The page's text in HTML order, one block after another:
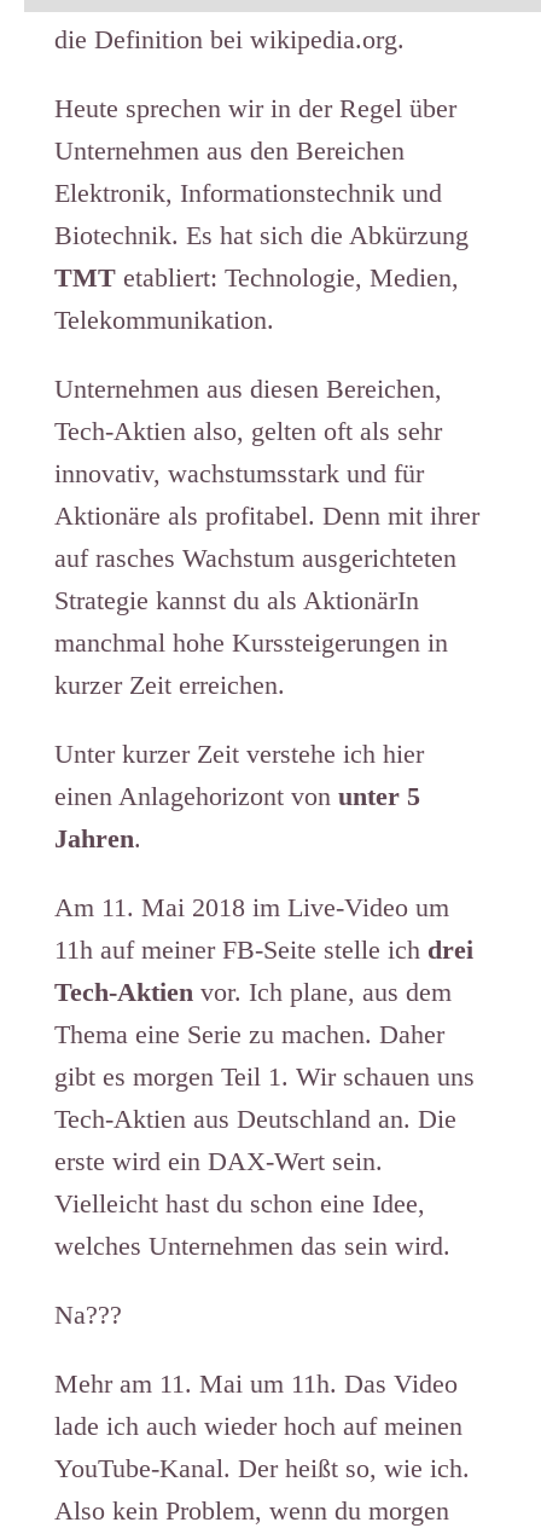
die Definition bei wikipedia.org.
Heute sprechen wir in der Regel über
Unternehmen aus den Bereichen
Elektronik, Informationstechnik und
Biotechnik. Es hat sich die Abkürzung
TMTetabliert: Technologie, Medien,
Telekommunikation.
Unternehmen aus diesen Bereichen,
Tech-Aktien also, gelten oft als sehr
innovativ, wachstumsstark und für
Aktionäre als profitabel. Denn mit ihrer
auf rasches Wachstum ausgerichteten
Strategie kannst du als AktionärIn
manchmal hohe Kurssteigerungen in
kurzer Zeit erreichen.
Unter kurzer Zeit verstehe ich hier
einen Anlagehorizont von unter 5
Jahren.
Am 11. Mai 2018 im Live-Video um
11h auf meiner FB-Seite stelle ich drei
Tech-Aktienvor. Ich plane, aus dem
Thema eine Serie zu machen. Daher
gibt es morgen Teil 1. Wir schauen uns
Tech-Aktien aus Deutschland an. Die
erste wird ein DAX-Wert sein.
Vielleicht hast du schon eine Idee,
welches Unternehmen das sein wird.
Na???
Mehr am 11. Mai um 11h. Das Video
lade ich auch wieder hoch auf meinen
YouTube-Kanal. Der heißt so, wie ich.
Also kein Problem, wenn du morgen